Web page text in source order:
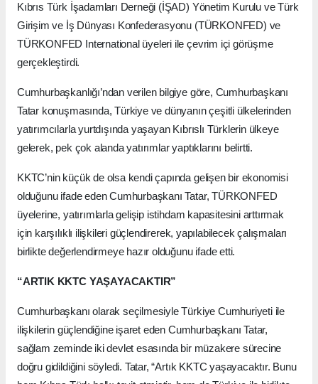
Kıbrıs Türk İşadamları Derneği (İŞAD) Yönetim Kurulu ve Türk
Girişim ve İş Dünyası Konfederasyonu (TÜRKONFED) ve
TÜRKONFED International üyeleri ile çevrim içi görüşme
gerçekleştirdi.
Cumhurbaşkanlığı’ndan verilen bilgiye göre, Cumhurbaşkanı
Tatar konuşmasında, Türkiye ve dünyanın çeşitli ülkelerinden
yatırımcılarla yurtdışında yaşayan Kıbrıslı Türklerin ülkeye
gelerek, pek çok alanda yatırımlar yaptıklarını belirtti.
KKTC’nin küçük de olsa kendi çapında gelişen bir ekonomisi
olduğunu ifade eden Cumhurbaşkanı Tatar, TÜRKONFED
üyelerine, yatırımlarla gelişip istihdam kapasitesini arttırmak
için karşılıklı ilişkileri güçlendirerek, yapılabilecek çalışmaları
birlikte değerlendirmeye hazır olduğunu ifade etti.
“ARTIK KKTC YAŞAYACAKTIR”
Cumhurbaşkanı olarak seçilmesiyle Türkiye Cumhuriyeti ile
ilişkilerin güçlendiğine işaret eden Cumhurbaşkanı Tatar,
sağlam zeminde iki devlet esasında bir müzakere sürecine
doğru gidildiğini söyledi. Tatar, “Artık KKTC yaşayacaktır. Bunu